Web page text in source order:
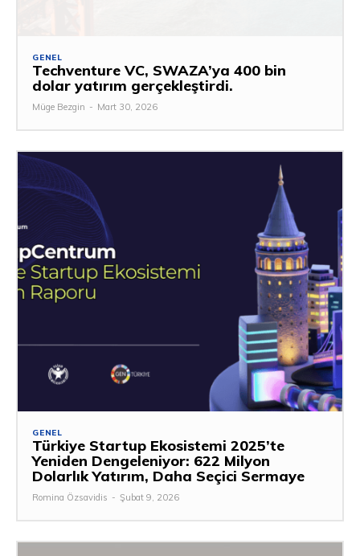
GENEL
Techventure VC, SWAZA’ya 400 bin
dolar yatırım gerçekleştirdi.
Müge Bezgin - Mart 30, 2026
GENEL
Türkiye Startup Ekosistemi 2025’te
Yeniden Dengeleniyor: 622 Milyon
Dolarlık Yatırım, Daha Seçici Sermaye
Romina Özsavidis - Şubat 9, 2026